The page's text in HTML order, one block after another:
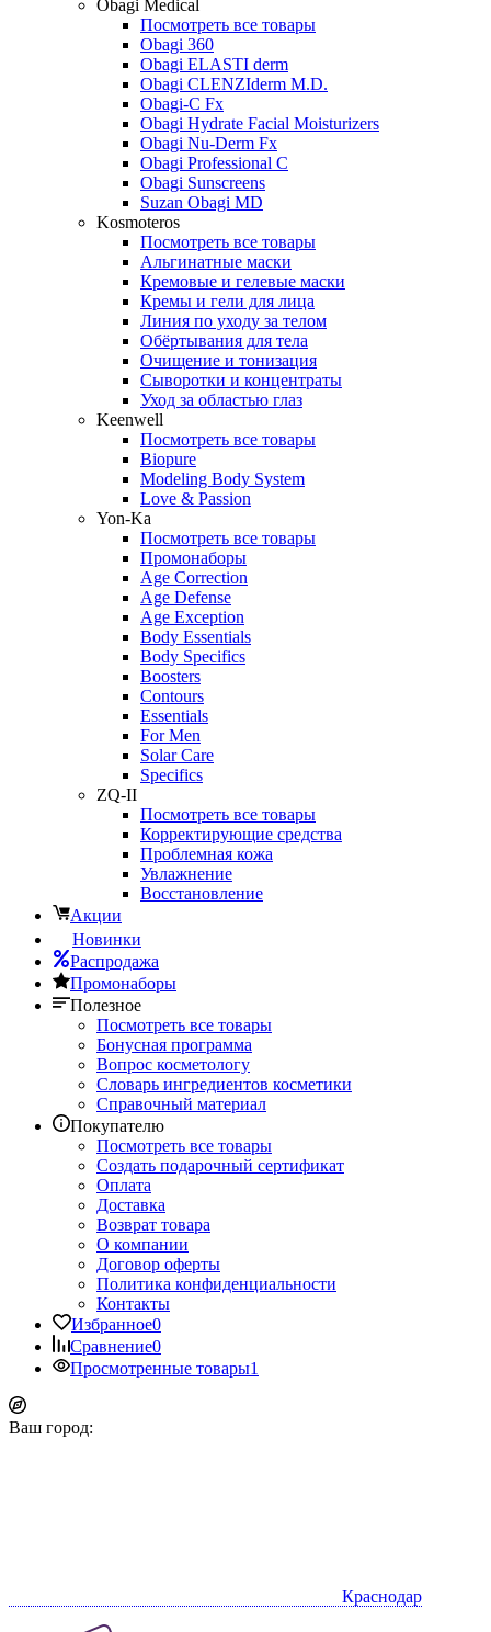
Obagi Medical
Посмотреть все товары
Obagi 360
Obagi ELASTI derm
Obagi CLENZIderm M.D.
Obagi-C Fx
Obagi Hydrate Facial Moisturizers
Obagi Nu-Derm Fx
Obagi Professional C
Obagi Sunscreens
Suzan Obagi MD
Kosmoteros
Посмотреть все товары
Альгинатные маски
Кремовые и гелевые маски
Кремы и гели для лица
Линия по уходу за телом
Обёртывания для тела
Очищение и тонизация
Сыворотки и концентраты
Уход за областью глаз
Keenwell
Посмотреть все товары
Biopure
Modeling Body System
Love & Passion
Yon-Ka
Посмотреть все товары
Промонаборы
Age Correction
Age Defense
Age Exception
Body Essentials
Body Specifics
Boosters
Contours
Essentials
For Men
Solar Care
Specifics
ZQ-II
Посмотреть все товары
Корректирующие средства
Проблемная кожа
Увлажнение
Восстановление
Акции
Новинки
Распродажа
Промонаборы
Полезное
Посмотреть все товары
Бонусная программа
Вопрос косметологу
Словарь ингредиентов косметики
Справочный материал
Покупателю
Посмотреть все товары
Создать подарочный сертификат
Оплата
Доставка
Возврат товара
О компании
Договор оферты
Политика конфиденциальности
Контакты
Избранное0
Сравнение0
Просмотренные товары1
Ваш город:
Краснодар